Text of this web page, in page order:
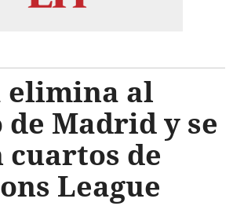
elimina al
Madrid y se
cuartos de
League